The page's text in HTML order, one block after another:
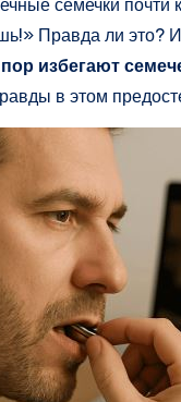
семечки почти
Правда ли
избегают
в этом